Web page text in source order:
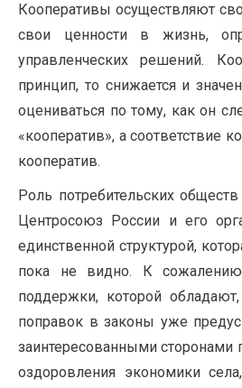
Кооперативы осуществляют
свои ценности в жизнь,
управленческих решений.
принцип, то снижается и
оцениваться по тому, как он
«кооператив», а соответствие
кооператив.
Роль потребительских
Центросоюз России и его
единственной структурой,
пока не видно. К сожалению,
поддержки, которой
поправок в законы уже
заинтересованными
оздоровления экономики